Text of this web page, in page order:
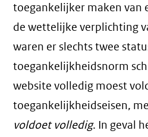
toegankelijker maken van
de wettelijke verplichting
waren er slechts twee
toegankelijkheidsnorm
website volledig moest
toegankelijkheidseisen,
voldoet volledig. In geval